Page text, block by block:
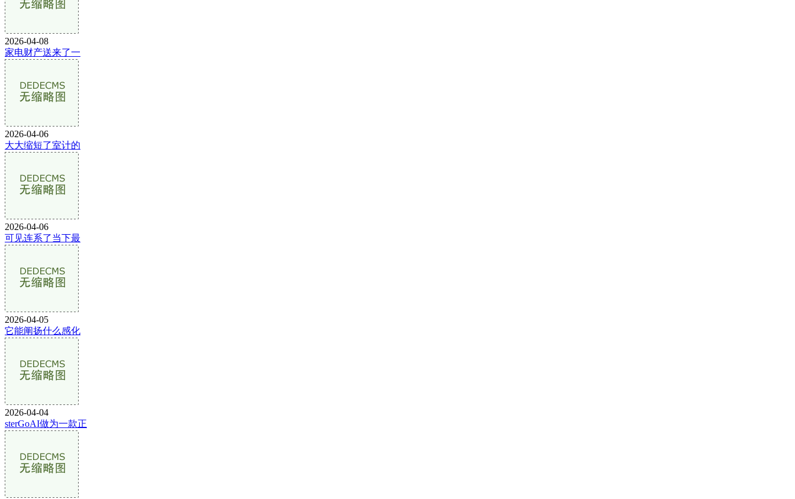
2026-04-08
家电财产送来了一
2026-04-06
大大缩短了室计的
2026-04-06
可见连系了当下最
2026-04-05
它能阐扬什么感化
2026-04-04
sterGoAI做为一款正